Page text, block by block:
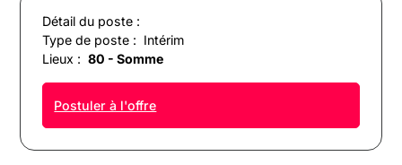
Détail du poste :
Type de poste : Intérim
Lieux : 80 - Somme
Postuler à l'offre